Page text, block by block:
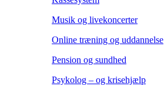
Musik og livekoncerter
Online træning og uddannelse
Pension og sundhed
Psykolog – og krisehjælp